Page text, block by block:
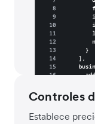
Controles
Establece